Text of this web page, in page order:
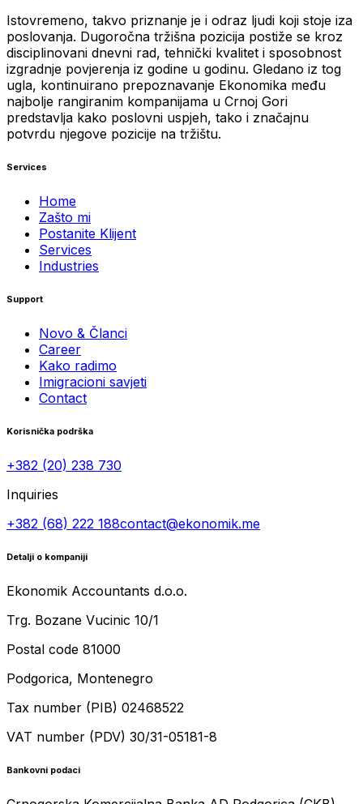
Istovremeno, takvo priznanje je i odraz ljudi koji stoje iza
poslovanja. Dugoročna tržišna pozicija postiže se kroz
disciplinovani dnevni rad, tehnički kvalitet i sposobnost
izgradnje povjerenja iz godine u godinu. Gledano iz tog
ugla, kontinuirano prepoznavanje Ekonomika među
najbolje rangiranim kompanijama u Crnoj Gori
predstavlja kako poslovni uspjeh, tako i značajnu
potvrdu njegove pozicije na tržištu.
Services
Home
Zašto mi
Postanite Klijent
Services
Industries
Support
Novo & Članci
Career
Kako radimo
Imigracioni savjeti
Contact
Korisnička podrška
+382 (20) 238 730
Inquiries
+382 (68) 222 188contact@ekonomik.me
Detalji o kompaniji
Ekonomik Accountants d.o.o.
Trg. Bozane Vucinic 10/1
Postal code 81000
Podgorica, Montenegro
Tax number (PIB) 02468522
VAT number (PDV) 30/31-05181-8
Bankovni podaci